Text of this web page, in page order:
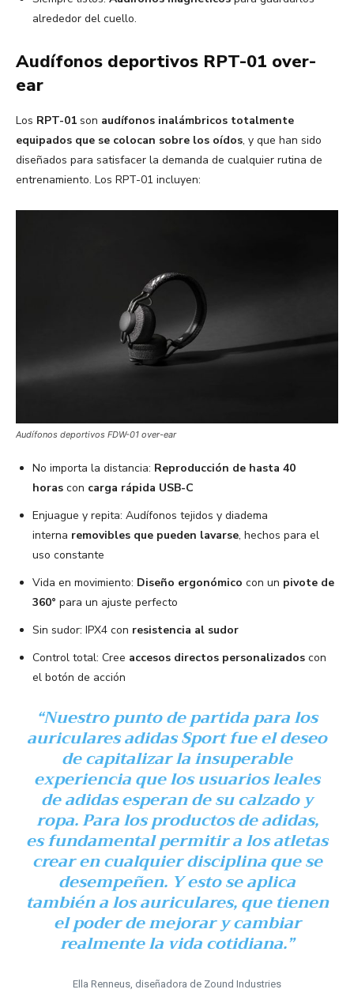
alrededor del cuello.
Audífonos deportivos RPT-01 over-
ear
Los RPT-01 son audífonos inalámbricos totalmente
equipados que se colocan sobre los oídos, y que han sido
diseñados para satisfacer la demanda de cualquier rutina de
entrenamiento. Los RPT-01 incluyen:
Audífonos deportivos FDW-01 over-ear
No importa la distancia: Reproducción de hasta 40
horas con carga rápida USB-C
Enjuague y repita: Audífonos tejidos y diadema
interna removibles que pueden lavarse, hechos para el
uso constante
Vida en movimiento: Diseño ergonómico con un pivote de
360° para un ajuste perfecto
Sin sudor: IPX4 con resistencia al sudor
Control total: Cree accesos directos personalizados con
el botón de acción
“Nuestro punto de partida para los
auriculares adidas Sport fue el deseo
de capitalizar la insuperable
experiencia que los usuarios leales
de adidas esperan de su calzado y
ropa. Para los productos de adidas,
es fundamental permitir a los atletas
crear en cualquier disciplina que se
desempeñen. Y esto se aplica
también a los auriculares, que tienen
el poder de mejorar y cambiar
realmente la vida cotidiana.”
Ella Renneus, diseñadora de Zound Industries